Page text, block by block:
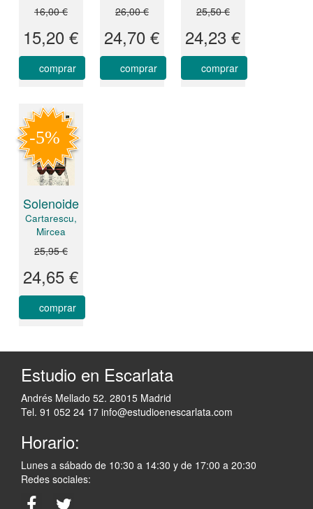
16,00 €
15,20 €
comprar
26,00 €
24,70 €
comprar
25,50 €
24,23 €
comprar
Solenoide
Cartarescu,
Mircea
25,95 €
24,65 €
comprar
Estudio en Escarlata
Andrés Mellado 52. 28015 Madrid
Tel. 91 052 24 17 info@estudioenescarlata.com
Horario:
Lunes a sábado de 10:30 a 14:30 y de 17:00 a 20:30
Redes sociales: